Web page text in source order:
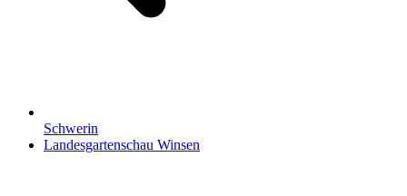
Schwerin
Landesgartenschau Winsen